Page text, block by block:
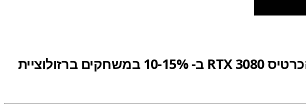
חברת NVIDIA מאשרת כי כרטיס הדגל RTX 3090 מהיר יותר מהכרטיס RTX 3080 ב- 10-15% במשחקים ברזולוציית